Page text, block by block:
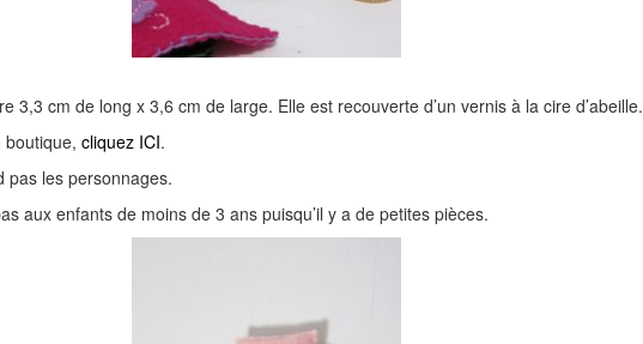
3,3 cm de long x 3,6 cm de large. Elle est recouverte d’un vernis à la cire d’abeille.
boutique, cliquez ICI.
pas les personnages.
aux enfants de moins de 3 ans puisqu’il y a de petites pièces.